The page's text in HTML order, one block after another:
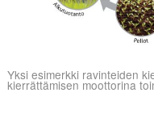
Yksi esimerkki ravinteiden
kierrättämisen moottorina